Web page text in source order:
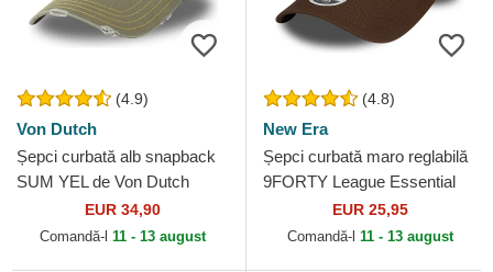
(4.9)
Von Dutch
Șepci curbată alb snapback
SUM YEL de Von Dutch
EUR 34,90
Comandă-l 11 - 13 august
(4.8)
New Era
Șepci curbată maro reglabilă
9FORTY League Essential
de New York Yankees MLB
de New Era
EUR 25,95
Comandă-l 11 - 13 august